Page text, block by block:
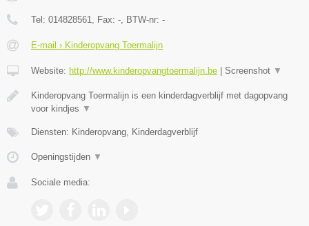
Tel: 014828561 , Fax: - , BTW-nr: -
E-mail › Kinderopvang Toermalijn
Website: http://www.kinderopvangtoermalijn.be Screenshot ▼
Kinderopvang Toermalijn is een kinderdagverblijf met dagopvang
voor kindjes ▼
Diensten: Kinderopvang, Kinderdagverblijf
Openingstijden ▼
Sociale media: